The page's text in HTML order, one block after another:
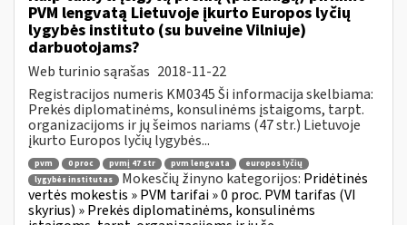
PVM lengvatą Lietuvoje įkurto Europos lyčių
lygybės instituto (su buveine Vilniuje)
darbuotojams?
Web turinio sąrašas 2018-11-22
Registracijos numeris KM0345 Ši informacija skelbiama:
Prekės diplomatinėms, konsulinėms įstaigoms, tarpt.
organizacijoms ir jų šeimos nariams (47 str.) Lietuvoje
įkurto Europos lyčių lygybės...
pvm 0 proc pvmį 47 str pvm lengvata
europos lyčių
lygybės institutas
Mokesčių žinyno kategorijos: Pridėtinės
vertės mokestis » PVM tarifai » 0 proc. PVM tarifas (VI
skyrius) » Prekės diplomatinėms, konsulinėms